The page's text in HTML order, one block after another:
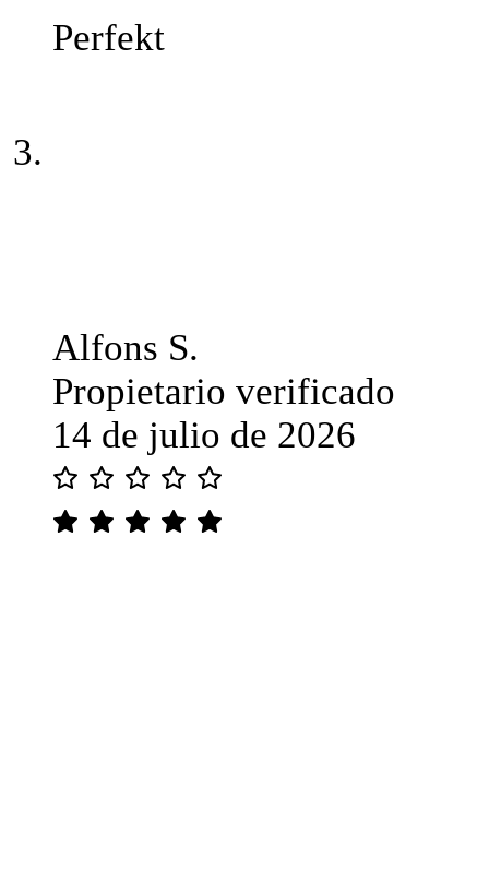
Perfekt
Alfons S.
Propietario verificado
14 de julio de 2026